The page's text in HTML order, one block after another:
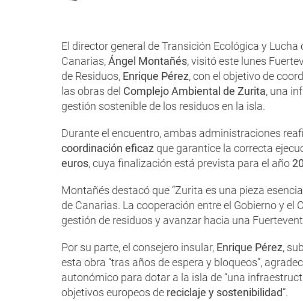
El director general de Transición Ecológica y
Canarias,Ángel Montañés, visitó este lunes
de Residuos, Enrique Pérez, con el objetivo de
las obras del Complejo Ambiental de Zurita, una
gestión sostenible de los residuos en la isla.
Durante el encuentro, ambas administraciones
coordinación eficaz que garantice la correcta
euros, cuya finalización está prevista para el año
Montañés destacó que “Zurita es una pieza
de Canarias. La cooperación entre el Gobierno y
gestión de residuos y avanzar hacia una
Por su parte, el consejero insular, Enrique Pérez,
esta obra “tras años de espera y bloqueos”,
autonómico para dotar a la isla de “una
objetivos europeos de reciclaje y sostenibilidad”.